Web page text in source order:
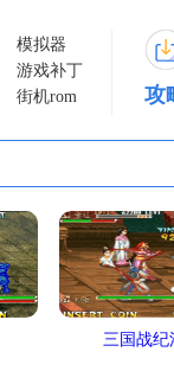
模拟器
游戏补丁
街机rom
攻
三国战纪